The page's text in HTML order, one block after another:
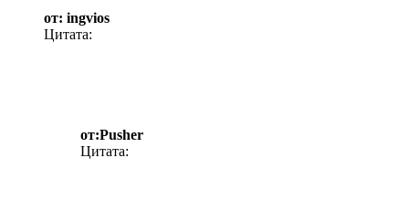
от: ingvios
Цитата:
от:Pusher
Цитата: